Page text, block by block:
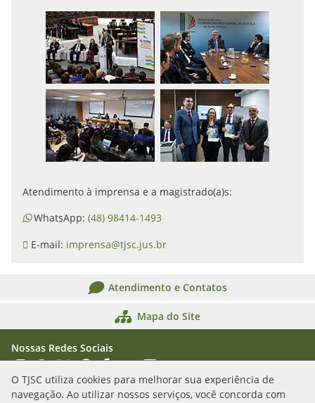
O TJSC utiliza cookies para melhorar sua experiência de
navegação. Ao utilizar nossos serviços, você concorda com
Atendimento à imprensa e a magistrado(a)s:
WhatsApp: (48) 98414-1493
E-mail: imprensa@tjsc.jus.br
Atendimento e Contatos
Mapa do Site
Nossas Redes Sociais
Acessar Instagram
Acessar WhatsApp
Acessar XAcessar Threads
Acessar Facebook
Acessar YouTube
Acessar Flickr
Acessar SoundCloud